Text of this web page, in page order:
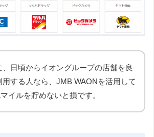
、日頃からイオングループの店舗を良
用する人なら、JMB WAONを活用して
イルを貯めないと損です。